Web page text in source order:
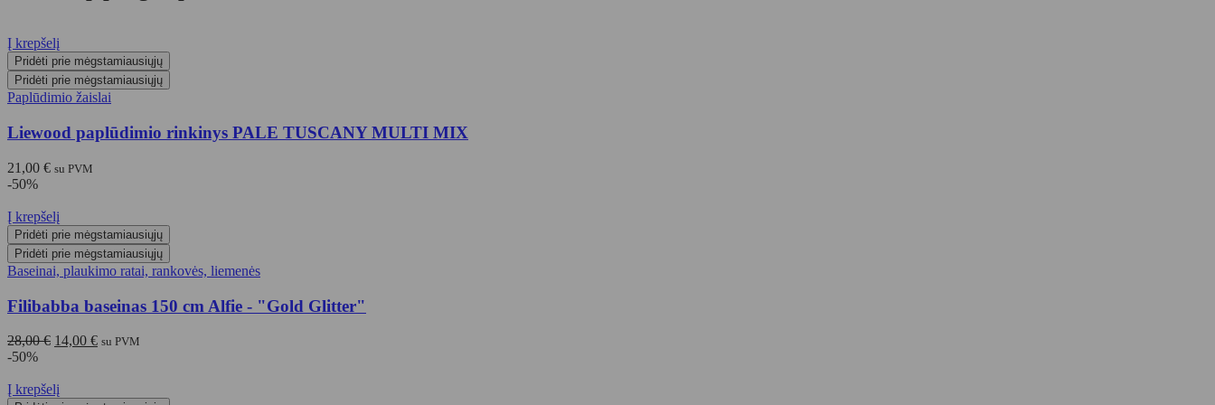
Į krepšelį
Pridėti prie mėgstamiausiųjų
Pridėti prie mėgstamiausiųjų
Paplūdimio žaislai
Liewood paplūdimio rinkinys PALE TUSCANY MULTI MIX
21,00 € su PVM
-50%
Į krepšelį
Pridėti prie mėgstamiausiųjų
Pridėti prie mėgstamiausiųjų
Baseinai, plaukimo ratai, rankovės, liemenės
Filibabba baseinas 150 cm Alfie - "Gold Glitter"
28,00€ Original
28,00 €.
14,00 €Current
su PVM
-50%
Į krepšelį